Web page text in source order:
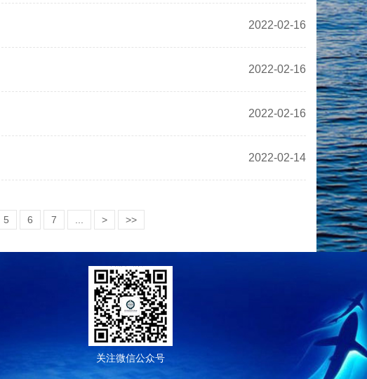
2022-02-16
2022-02-16
2022-02-16
2022-02-14
5 6 7 > >>
关注微信公众号